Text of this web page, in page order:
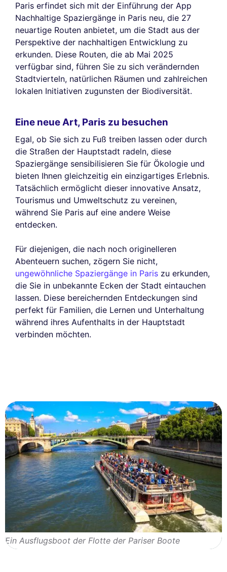
Paris erfindet sich mit der Einführung der App
Nachhaltige Spaziergänge in Paris neu, die 27
neuartige Routen anbietet, um die Stadt aus der
Perspektive der nachhaltigen Entwicklung zu
erkunden. Diese Routen, die ab Mai 2025
verfügbar sind, führen Sie zu sich verändernden
Stadtvierteln, natürlichen Räumen und zahlreichen
lokalen Initiativen zugunsten der Biodiversität.
Eine neue Art, Paris zu besuchen
Egal, ob Sie sich zu Fuß treiben lassen oder durch
die Straßen der Hauptstadt radeln, diese
Spaziergänge sensibilisieren Sie für Ökologie und
bieten Ihnen gleichzeitig ein einzigartiges Erlebnis.
Tatsächlich ermöglicht dieser innovative Ansatz,
Tourismus und Umweltschutz zu vereinen,
während Sie Paris auf eine andere Weise
entdecken.
Für diejenigen, die nach noch originelleren
Abenteuern suchen, zögern Sie nicht,
ungewöhnliche Spaziergänge in Paris zu erkunden,
die Sie in unbekannte Ecken der Stadt eintauchen
lassen. Diese bereichernden Entdeckungen sind
perfekt für Familien, die Lernen und Unterhaltung
während ihres Aufenthalts in der Hauptstadt
verbinden möchten.
Ein Ausflugsboot der Flotte der Pariser Boote